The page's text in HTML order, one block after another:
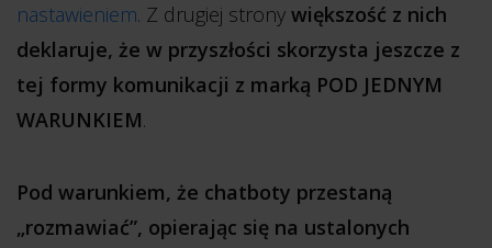
nastawieniem. Z drugiej strony większość z nich
deklaruje, że w przyszłości skorzysta jeszcze z
tej formy komunikacji z marką POD JEDNYM
WARUNKIEM.
Pod warunkiem, że chatboty przestaną
„rozmawiać”, opierając się na ustalonych